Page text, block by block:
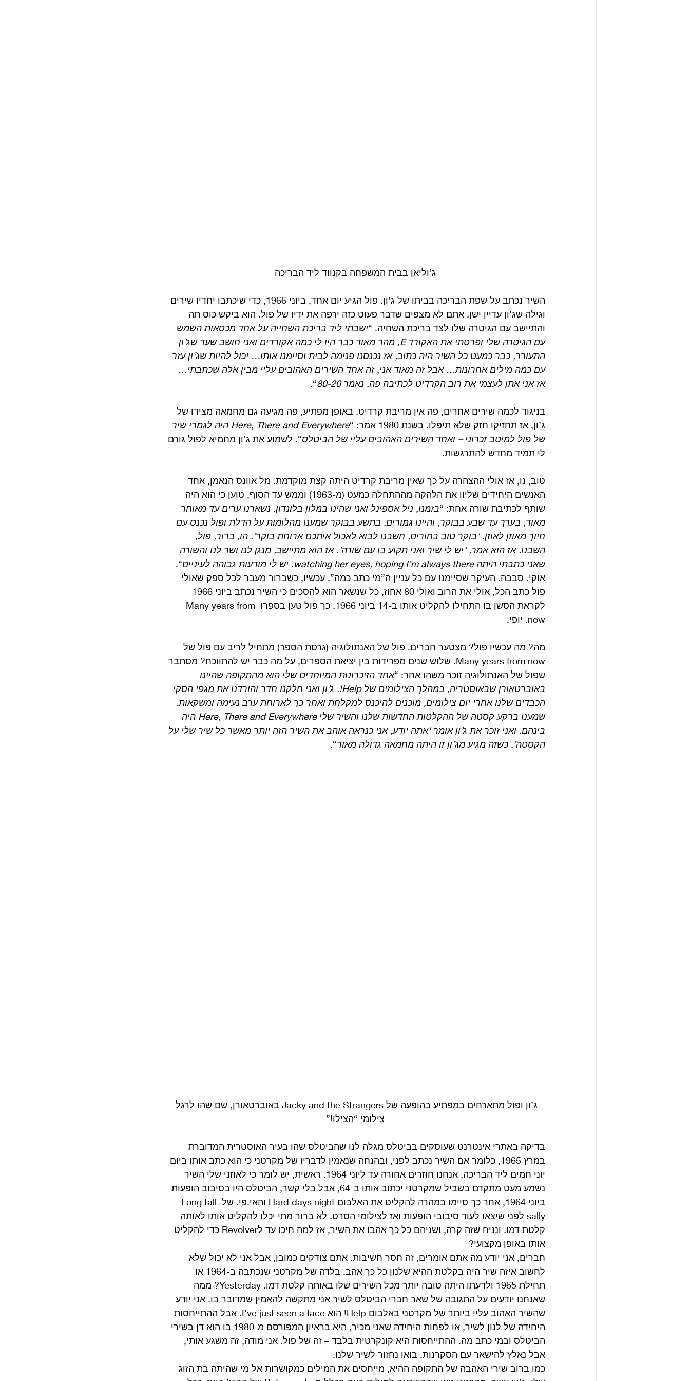
ג’וליאן בבית המשפחה בקנווד ליד הבריכה
השיר נכתב על שפת הבריכה בביתו של ג’ון. פול הגיע יום אחד, ביוני 1966, כדי שיכתבו יחדיו שירים
וגילה שג’ון עדיין ישן. אתם לא מצפים שדבר פעוט כזה ירפה את ידיו של פול. הוא ביקש כוס תה
והתיישב עם הגיטרה שלו לצד בריכת השחיה. “ישבתי ליד בריכת השחייה על אחד מכסאות השמש
עם הגיטרה שלי ופרטתי את האקורד E, מהר מאוד כבר היו לי כמה אקורדים ואני חושב שעד שג’ון
התעורר, כבר כמעט כל השיר היה כתוב, אז נכנסנו פנימה לבית וסיימנו אותו… יכול להיות שג’ון עזר
עם כמה מילים אחרונות… אבל זה מאוד אני, זה אחד השירים האהובים עליי מבין אלה שכתבתי…
אז אני אתן לעצמי את רוב הקרדיט לכתיבה פה. נאמר 80-20
“.
בניגוד לכמה שירים אחרים, פה אין מריבת קרדיט. באופן מפתיע, פה מגיעה גם מחמאה מצידו של
ג’ון, אז תחזיקו חזק שלא תיפלו. בשנת 1980 אמר: “
Here, There and Everywhere היה לגמרי שיר
של פול למיטב זכרוני – ואחד השירים האהובים עליי של הביטלס“. לשמוע את ג’ון מחמיא לפול גורם
לי תמיד מחדש להתרגשות.
טוב, נו, אז אולי ההצהרה על כך שאין מריבת קרדיט היתה קצת מוקדמת. מל אוונס הנאמן, אחד
האנשים היחידים שליוו את הלהקה מההתחלה כמעט (מ-1963) וממש עד הסוף, טוען כי הוא היה
שותף לכתיבת שורה אחת: “בזמנו, ניל אספינל ואני שהינו במלון בלונדון. נשארנו ערים עד מאוחר
מאוד, בערך עד שבע בבוקר, והיינו גמורים. בתשע בבוקר שמענו מהלומות על הדלת ופול נכנס עם
חיוך מאוזן לאוזן. ‘בוקר טוב בחורים, חשבנו לבוא לאכול איתכם ארוחת בוקר’. הו, ברור, פול,
השבנו. אז הוא אמר, ‘יש לי שיר ואני תקוע בו עם שורה’. אז הוא מתיישב, מנגן לנו ושר לנו והשורה
שאני כתבתי היתה watching her eyes, hoping I’m always there. יש לי מודעות גבוהה לעיניים
“.
אוקי. סבבה. העיקר שסיימנו עם כל עניין ה”מי כתב כמה”. עכשיו, כשברור מעבר לכל ספק שאולי
לקראת הסשן בו התחילו להקליט אותו ב-14 ביוני 1966. כך פול טען בספרו Many years from
now. יופי.
מה? מה עכשיו פול? מצטער חברים. פול של האנתולוגיה (גרסת הספר) מתחיל לריב עם פול של
Many years from now. שלוש שנים מפרידות בין יציאת הספרים, על מה כבר יש להתווכח? מסתבר
שפול של האנתולוגיה זוכר משהו אחר: “אחד הזיכרונות המיוחדים שלי הוא מהתקופה שהיינו
באוברטאורן שבאוסטריה, במהלך הצילומים של Help!. ג’ון ואני חלקנו חדר והורדנו את מגפי הסקי
הכבדים שלנו אחרי יום צילומים, מוכנים להיכנס למקלחת ואחר כך לארוחת ערב נעימה ומשקאות.
שמענו ברקע קסטה של ההקלטות החדשות שלנו והשיר שלי Here, There and Everywhere היה
בינהם. ואני זוכר את ג’ון אומר ‘אתה יודע, אני כנראה אוהב את השיר הזה יותר מאשר כל שיר שלי על
הקסטה’. כשזה מגיע מג’ון זו היתה מחמאה גדולה מאוד“.
ג’ון ופול מתארחים במפתיע בהופעה של Jacky and the Strangers באוברטאורן, שם שהו לרגל
צילומי “הצילו!”
בדיקה באתרי אינטרנט שעוסקים בביטלס מגלה לנו שהביטלס שהו בעיר האוסטרית המדוברת
במרץ 1965, כלומר אם השיר נכתב לפני, ובהנחה שנאמין לדבריו של מקרטני כי הוא כתב אותו ביום
יוני חמים ליד הבריכה, אנחנו חוזרים אחורה עד ליוני 1964. ראשית, יש לומר כי לאוזני שלי השיר
נשמע מעט מתקדם בשביל שמקרטני יכתוב אותו ב-64, אבל בלי קשר, הביטלס היו בסיבוב הופעות
ביוני 1964, אחר כך סיימו במהרה להקליט את האלבום Hard days night והאי.פי. של Long tall
sally לפני שיצאו לעוד סיבובי הופעות ואז לצילומי הסרט. לא ברור מתי יכלו להקליט אותו לאותה
קלטת דמו. ונניח שזה קרה, ושניהם כל כך אהבו את השיר, אז למה חיכו עד לRevolver כדי להקליט
אותו באופן מקצועי?
חברים, אני יודע מה אתם אומרים, זה חסר חשיבות. אתם צודקים כמובן, אבל אני לא יכול שלא
לחשוב איזה שיר היה בקלטת ההיא שלנון כל כך אהב. בלדה של מקרטני שנכתבה ב-1964 או
תחילת 1965 ולדעתו היתה טובה יותר מכל השירים שלו באותה קלטת דמו. Yesterday? ממה
שאנחנו יודעים על התגובה של שאר חברי הביטלס לשיר אני מתקשה להאמין שמדובר בו. אני יודע
שהשיר האהוב עליי ביותר של מקרטני באלבום Help! הוא I’ve just seen a face. אבל ההתייחסות
היחידה של לנון לשיר, או לפחות היחידה שאני מכיר, היא בראיון המפורסם מ-1980 בו הוא דן בשירי
הביטלס ובמי כתב מה. ההתייחסות היא קונקרטית בלבד – זה של פול. אני מודה, זה משגע אותי,
אבל נאלץ להישאר עם הסקרנות. בואו נחזור לשיר שלנו.
כמו ברוב שירי האהבה של התקופה ההיא, מייחסים את המילים כמקושרות אל מי שהיתה בת הזוג